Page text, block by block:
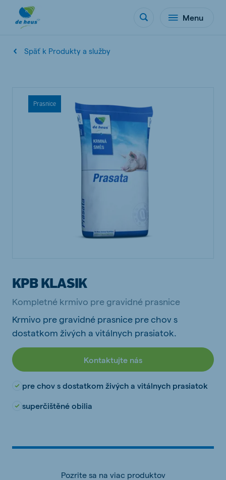
Menu
Späť k Produkty a služby
Prasnice
KPB KLASIK
Kompletné krmivo pre gravidné prasnice
Krmivo pre gravidné prasnice pre chov s
dostatkom živých a vitálnych prasiatok.
Kontaktujte nás
pre chov s dostatkom živých a vitálnych prasiatok
superčištěné obilia
Pozrite sa na viac produktov